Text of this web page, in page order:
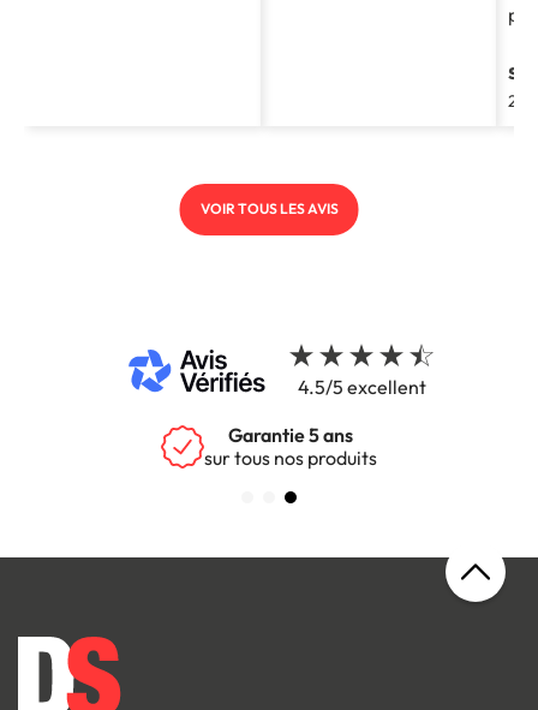
VOIR TOUS LES AVIS
4.5/5 excellent
Garantie 5 ans
sur tous nos produits